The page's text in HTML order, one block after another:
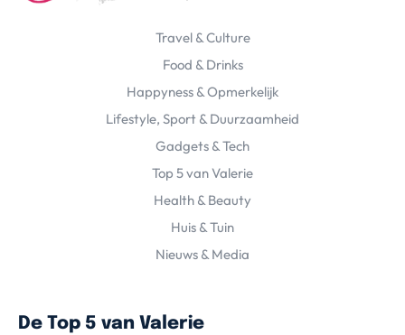
Travel & Culture
Food & Drinks
Happyness & Opmerkelijk
Lifestyle, Sport & Duurzaamheid
Gadgets & Tech
Top 5 van Valerie
Health & Beauty
Huis & Tuin
Nieuws & Media
De Top 5 van Valerie